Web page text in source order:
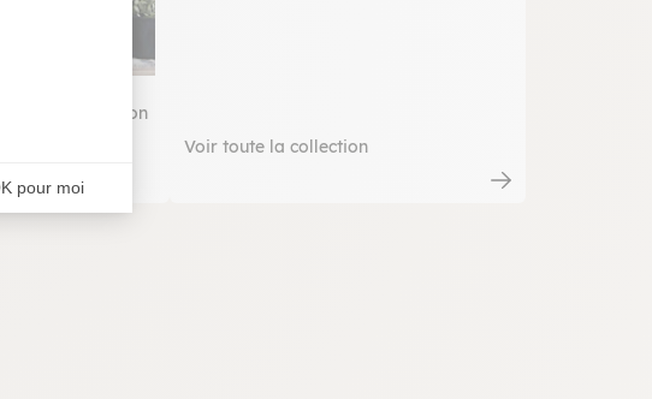
pour moi
et effet laiton
Voir toute la collection